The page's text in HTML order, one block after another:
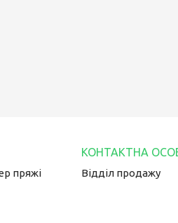
пряжі Відділ продажу